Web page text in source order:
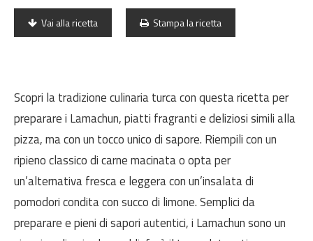
Vai alla ricetta Stampa la ricetta
Scopri la tradizione culinaria turca con questa ricetta per
preparare i Lamachun, piatti fragranti e deliziosi simili alla
pizza, ma con un tocco unico di sapore. Riempili con un
ripieno classico di carne macinata o opta per
un’alternativa fresca e leggera con un’insalata di
pomodori condita con succo di limone. Semplici da
preparare e pieni di sapori autentici, i Lamachun sono un